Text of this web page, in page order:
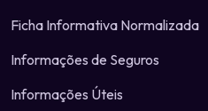
Ficha Informativa Normalizada
Informações de Seguros
Informações Úteis